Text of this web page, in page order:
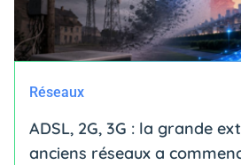
Réseaux
ADSL, 2G, 3G : la grande
anciens réseaux a